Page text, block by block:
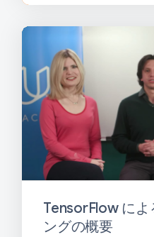
TensorFlow によ
ングの概要